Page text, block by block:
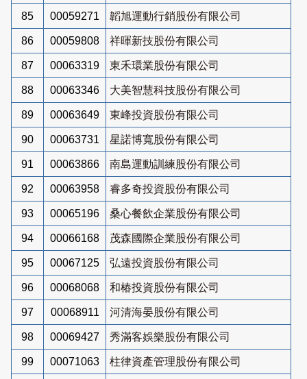
85 00059271 韜旭運動行銷股份有限公司
86 00059808 祥暉新技股份有限公司
87 00063319 東禾環業股份有限公司
88 00063346 大美智慧科技股份有限公司
89 00063649 東峰投資股份有限公司
90 00063731 星諾博寬股份有限公司
91 00063866 南島運動訓練股份有限公司
92 00063958 睿多奇投資股份有限公司
93 00065196 桑心餐飲企業股份有限公司
94 00066168 茂森國際企業股份有限公司
95 00067125 弘遠投資股份有限公司
96 00068068 和椿投資股份有限公司
97 00068911 河清海晏股份有限公司
98 00069427 秀滿客娛樂股份有限公司
99 00071063 柱律資產管理股份有限公司